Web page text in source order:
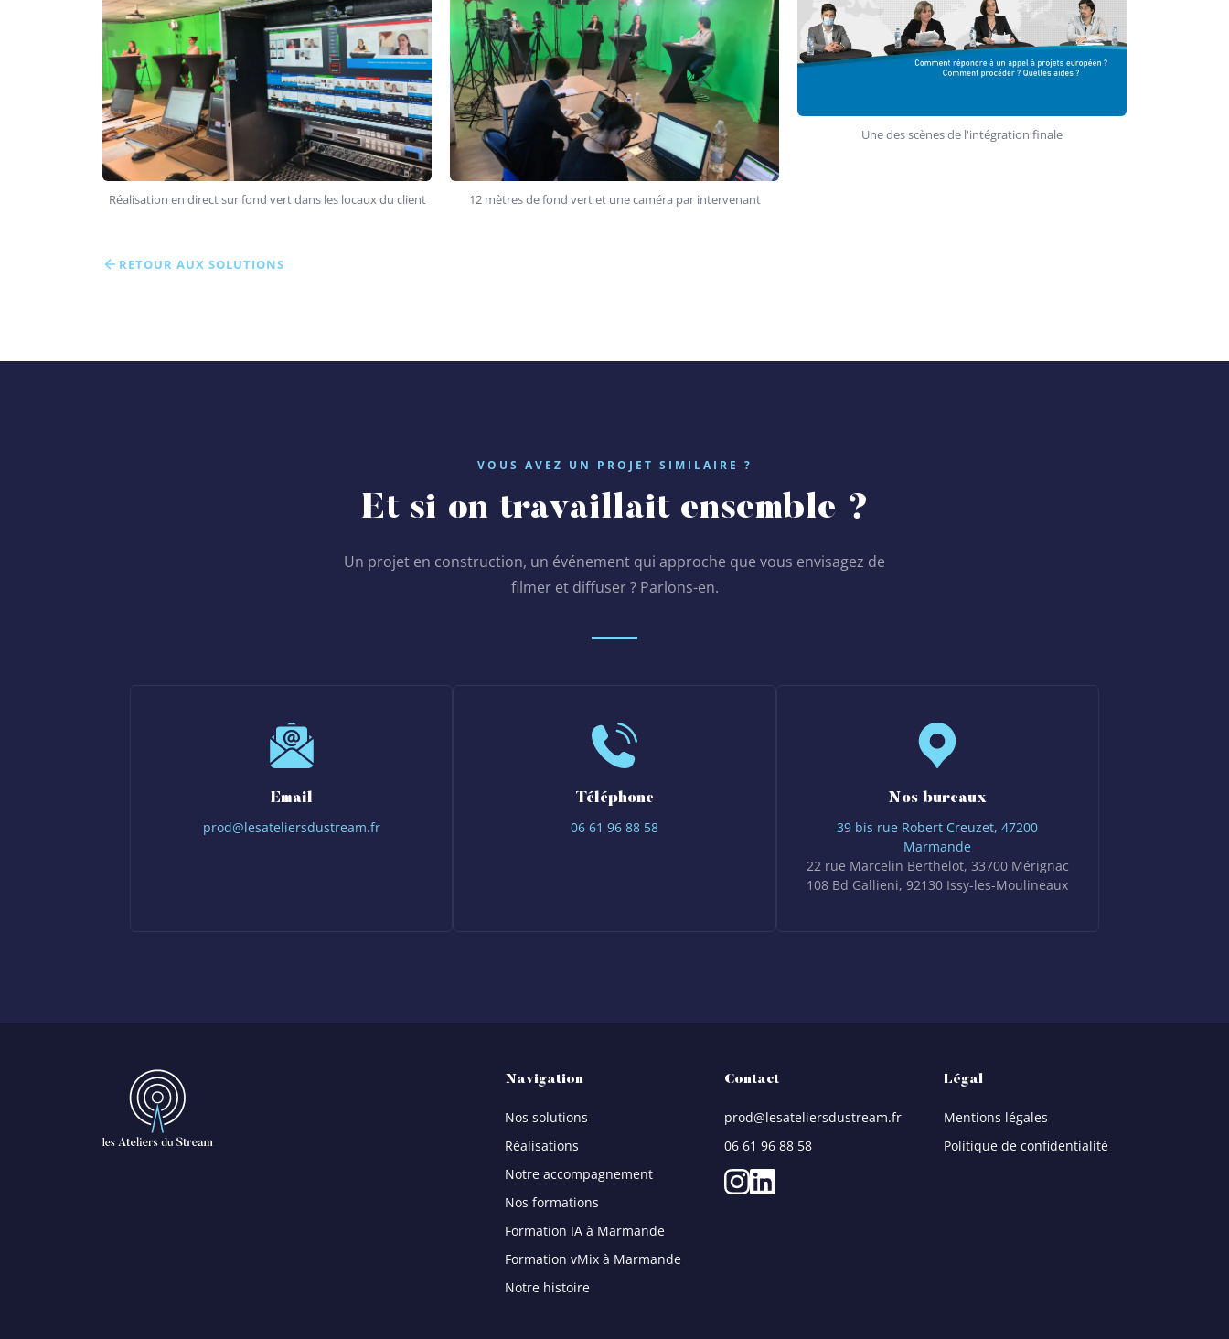
Réalisation en direct sur fond vert dans les locaux du client 12 mètres de fond vert et une caméra par intervenant
Une des scènes de l'intégration finale
RETOUR AUX SOLUTIONS
VOUS AVEZ UN PROJET SIMILAIRE ?
Et si on travaillait ensemble ?
Un projet en construction, un événement qui approche que vous envisagez de
filmer et diffuser ? Parlons-en.
Email
prod@lesateliersdustream.fr
Téléphone
06 61 96 88 58
Nos bureaux
39 bis rue Robert Creuzet, 47200
Marmande
22 rue Marcelin Berthelot, 33700 Mérignac
108 Bd Gallieni, 92130 Issy-les-Moulineaux
Navigation
Nos solutions
Réalisations
Notre accompagnement
Nos formations
Formation IA à Marmande
Formation vMix à Marmande
Notre histoire
Contact
prod@lesateliersdustream.fr
06 61 96 88 58
Légal
Mentions légales
Politique de confidentialité